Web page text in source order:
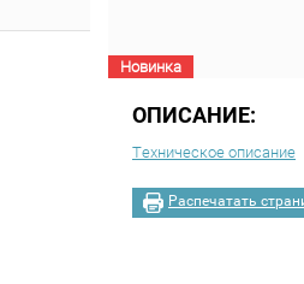
Новинка
ОПИСАНИЕ:
Техническое описание
Распечатать